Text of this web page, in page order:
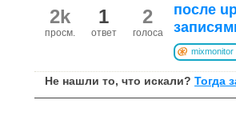
2
голоса
1
ответ
2k
просм.
после
mixmonitor
Не нашли то, что искали? Тогда